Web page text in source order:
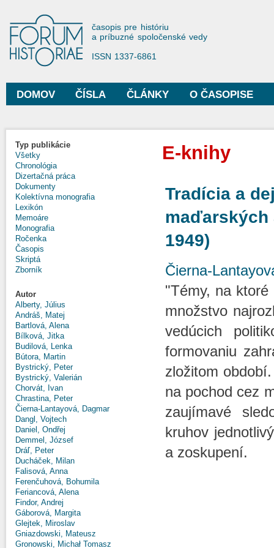
Forum Historiae
časopis pre históriu
a príbuzné spoločenské vedy
ISSN 1337-6861
Hlavné menu
DOMOV ČÍSLA ČLÁNKY O ČASOPISE
Typ publikácie
Všetky
Chronológia
Dizertačná práca
Dokumenty
Kolektívna monografia
Lexikón
Memoáre
Monografia
Ročenka
Časopis
Skriptá
Zborník
Autor
Alberty, Július
Andráš, Matej
Bartlová, Alena
Bílková, Jitka
Budilová, Lenka
Bútora, Martin
Bystrický, Peter
Bystrický, Valerián
Chorvát, Ivan
Chrastina, Peter
Čierna-Lantayová, Dagmar
Dangl, Vojtech
Daniel, Ondřej
Demmel, József
Dráľ, Peter
Ducháček, Milan
Falisová, Anna
Ferenčuhová, Bohumila
Feriancová, Alena
Findor, Andrej
Gáborová, Margita
Glejtek, Miroslav
Gniazdowski, Mateusz
Gronowski, Michał Tomasz
E-knihy
Tradícia a
maďarských
1949)
Čierna-
"Témy, na
množstvo
vedúcich
formovaniu
zložitom
na pochod cez
zaujímavé
kruhov
a zoskupení.